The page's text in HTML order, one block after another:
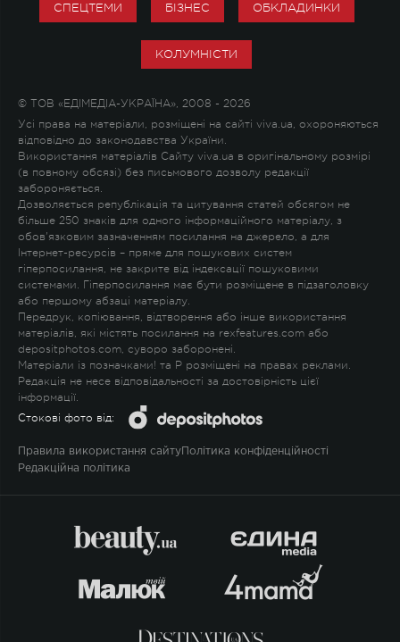
СПЕЦТЕМИ БІЗНЕС ОБКЛАДИНКИ
КОЛУМНІСТИ
© ТОВ «ЕДІМЕДІА-УКРАЇНА», 2008 - 2026
Усі права на матеріали, розміщені на сайті viva.ua, охороняються
відповідно до законодавства України.
Використання матеріалів Сайту viva.ua в оригінальному розмірі
(в повному обсязі) без письмового дозволу редакції
забороняється.
Дозволяється републікація та цитування статей обсягом не
більше 250 знаків для одного інформаційного матеріалу, з
обов'язковим зазначенням посилання на джерело, а для
Інтернет-ресурсів – пряме для пошукових систем
гіперпосилання, не закрите від індексації пошуковими
системами. Гіперпосилання має бути розміщене в підзаголовку
або першому абзаці матеріалу.
Передрук, копіювання, відтворення або інше використання
матеріалів, які містять посилання на rexfeatures.com або
depositphotos.com, суворо заборонені.
Матеріали із позначками! та P розміщені на правах реклами.
Редакція не несе відповідальності за достовірність цієї
інформації.
Стокові фото від:
Правила використання сайту Політика конфіденційності
Редакційна політика